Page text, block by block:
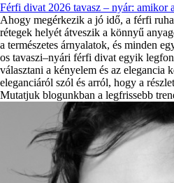
Férfi divat 2026 tavasz – nyár: amikor
Ahogy megérkezik a jó idő, a férfi
rétegek helyét átveszik a könnyű
a természetes árnyalatok, és minden
os tavaszi–nyári férfi divat egyik
választani a kényelem és az elegancia
eleganciáról szól és arról, hogy a
Mutatjuk blogunkban a legfrissebb